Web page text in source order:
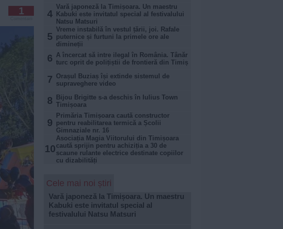
1 4
Vară japoneză la Timișoara. Un maestru
Kabuki este invitatul special al festivalului
Natsu Matsuri
5
Vreme instabilă în vestul țării, joi. Rafale
puternice și furtuni la primele ore ale
dimineții
6 A încercat să intre ilegal în România. Tânăr
turc oprit de polițiștii de frontieră din Timiș
7 Orașul Buziaș își extinde sistemul de
supraveghere video
8
Bijou Brigitte s-a deschis în Iulius Town
Timișoara
9
Primăria Timișoara caută constructor
pentru reabilitarea termică a Școlii
Gimnaziale nr. 16
10
Asociația Magia Viitorului din Timișoara
caută sprijin pentru achiziția a 30 de
scaune rulante electrice destinate copiilor
cu dizabilități
Cele mai noi știri
Vară japoneză la Timișoara. Un maestru
Kabuki este invitatul special al
festivalului Natsu Matsuri